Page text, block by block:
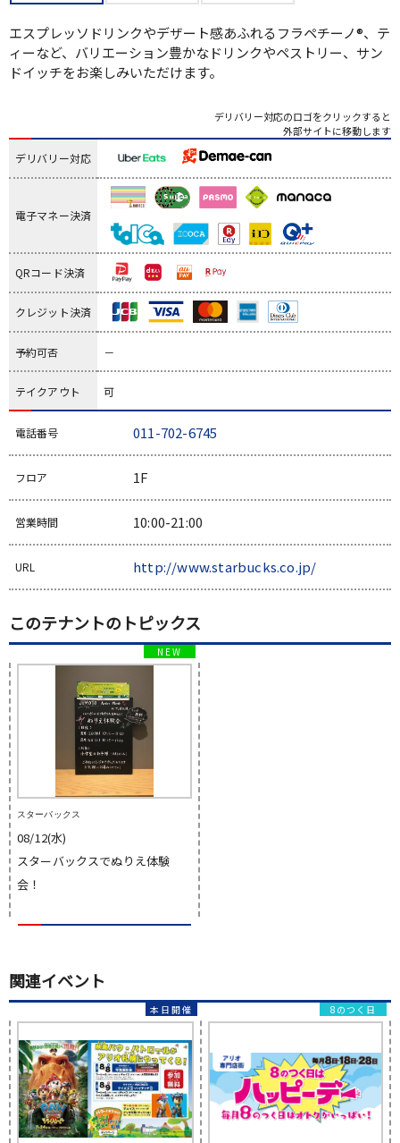
エスプレッソドリンクやデザート感あふれるフラペチーノ®、テ
ィーなど、バリエーション豊かなドリンクやペストリー、サン
ドイッチをお楽しみいただけます。
デリバリー対応のロゴをクリックすると
外部サイトに移動します
デリバリー対応
電子マネー決済
QRコード決済
クレジット決済
予約可否 －
テイクアウト 可
電話番号 011-702-6745
フロア 1F
営業時間 10:00-21:00
URL http://www.starbucks.co.jp/
このテナントのトピックス
スターバックス
08/12(水)
スターバックスでぬりえ体験
会！
関連イベント
8のつく日